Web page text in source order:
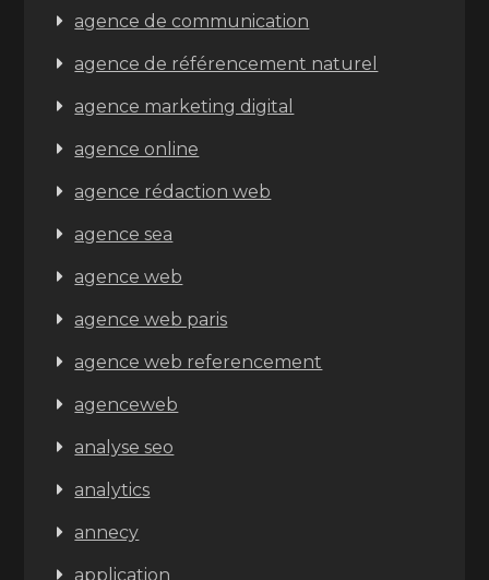
agence de communication
agence de référencement naturel
agence marketing digital
agence online
agence rédaction web
agence sea
agence web
agence web paris
agence web referencement
agenceweb
analyse seo
analytics
annecy
application